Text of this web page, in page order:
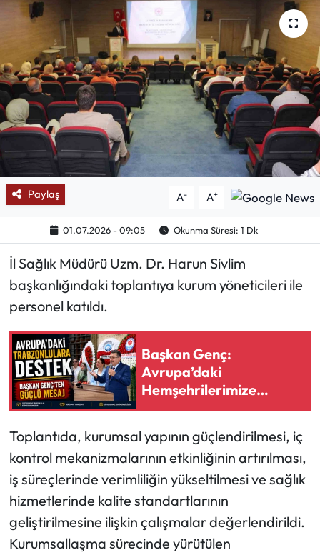
Paylaş A- A+
01.07.2026 - 09:05 Okunma Süresi: 1 Dk
İl Sağlık Müdürü Uzm. Dr. Harun Sivlim
başkanlığındaki toplantıya kurum yöneticileri ile
personel katıldı.
Başkan Genç:
Avrupa’daki
Hemşehrilerimize
Desteğimiz Sürecek
Toplantıda, kurumsal yapının güçlendirilmesi, iç
kontrol mekanizmalarının etkinliğinin artırılması,
iş süreçlerinde verimliliğin yükseltilmesi ve sağlık
hizmetlerinde kalite standartlarının
geliştirilmesine ilişkin çalışmalar değerlendirildi.
Kurumsallaşma sürecinde yürütülen
Mektup Galeri
Röportaj
Manşet
Köşe Yazıları
Karikatür Galeri
BIK
ASTROLOJİ
Spor Yazıları
Mektup Galeri
Ekonomi
Sağlık
Teknoloji